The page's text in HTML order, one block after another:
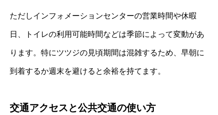
ただしインフォメーションセンターの営業時間や休暇
日、トイレの利用可能時間などは季節によって変動があ
ります。特にツツジの見頃期間は混雑するため、早朝に
到着するか週末を避けると余裕を持てます。
交通アクセスと公共交通の使い方